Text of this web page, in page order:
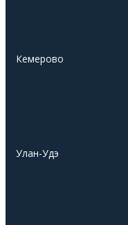
Кемерово
Улан-Удэ